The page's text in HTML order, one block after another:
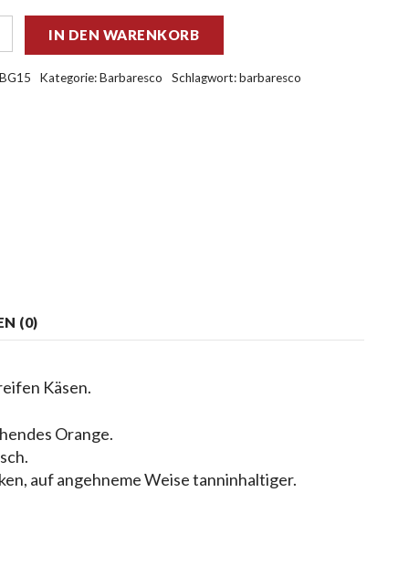
IN DEN WARENKORB
Kategorie:Barbaresco Schlagwort:barbaresco
(0)
Käsen.
Orange.
auf angehneme Weise tanninhaltiger.